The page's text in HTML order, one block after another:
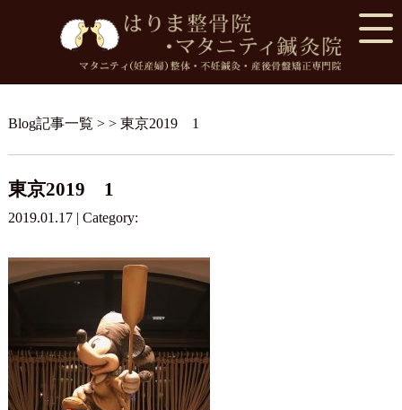
Blog記事一覧 > > 東京2019 1
東京2019 1
2019.01.17 | Category: